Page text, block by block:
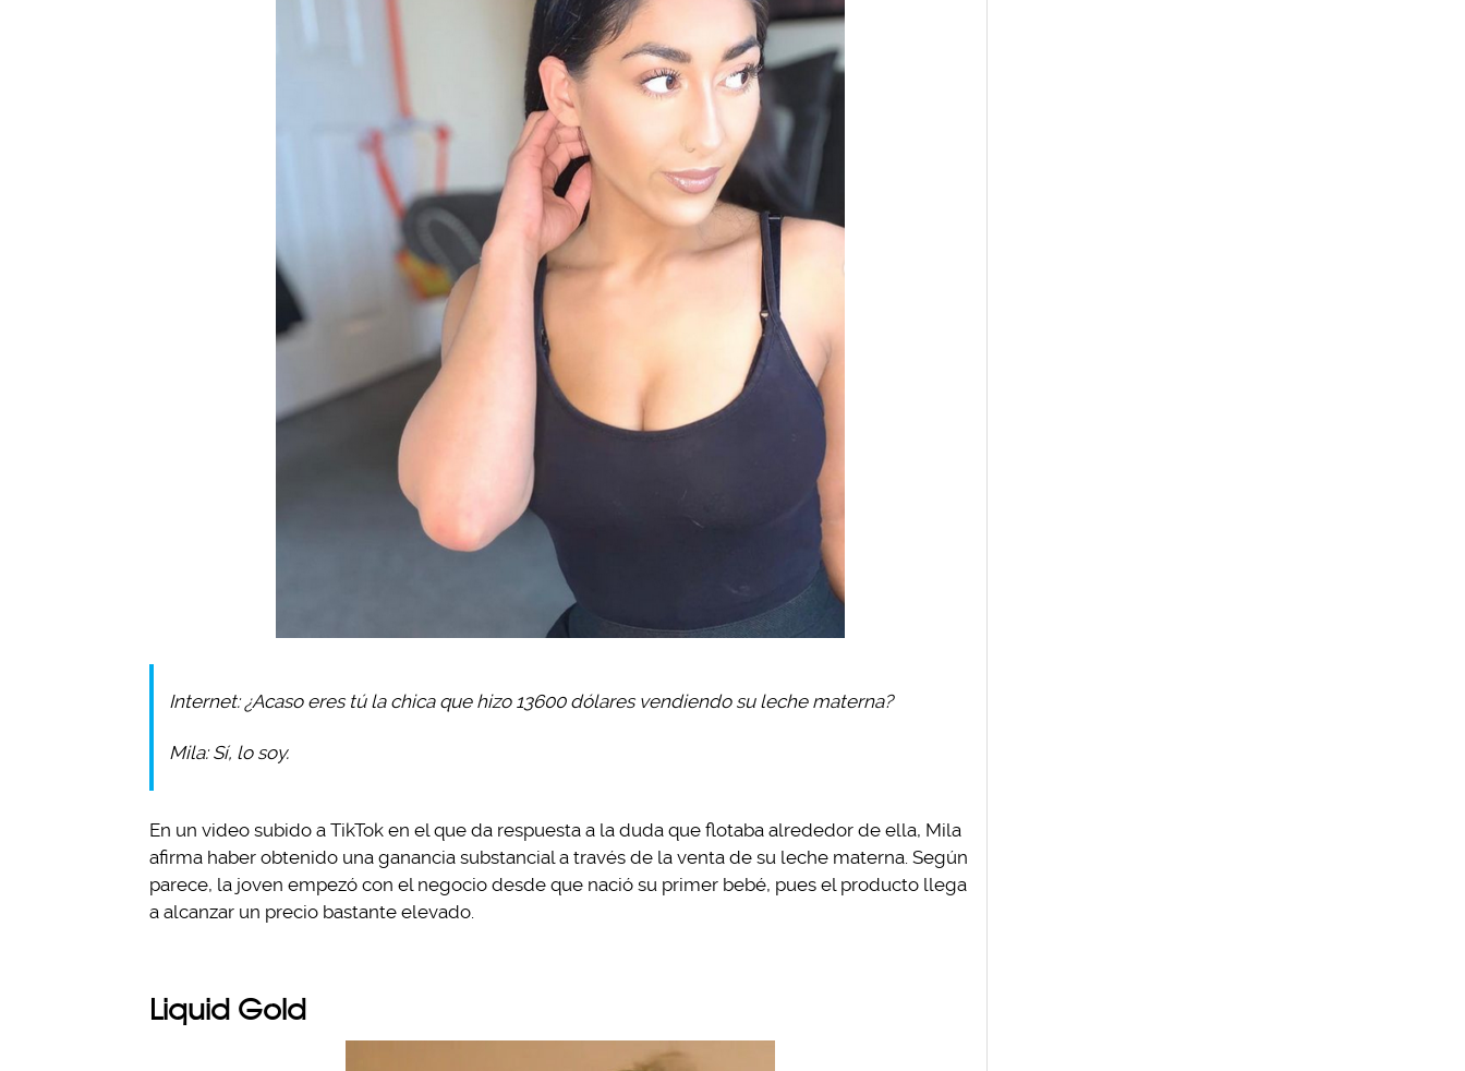
Internet: ¿Acaso eres tú la chica que hizo 13600 dólares vendiendo su leche materna?
Mila: Sí, lo soy.
En un video subido a TikTok en el que da respuesta a la duda que flotaba alrededor de ella, Mila
afirma haber obtenido una ganancia substancial a través de la venta de su leche materna. Según
parece, la joven empezó con el negocio desde que nació su primer bebé, pues el producto llega
a alcanzar un precio bastante elevado.
Liquid Gold